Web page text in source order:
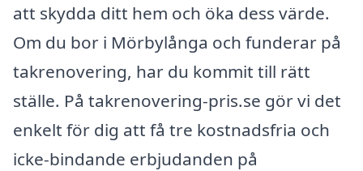
att skydda ditt hem och öka dess värde.
Om du bor i Mörbylånga och funderar på
takrenovering, har du kommit till rätt
ställe. På takrenovering-pris.se gör vi det
enkelt för dig att få tre kostnadsfria och
icke-bindande erbjudanden på